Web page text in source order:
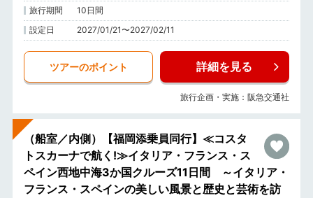
旅行期間
10日間
設定日
2027/01/21〜2027/02/11
ツアーのポイント 詳細を見る
旅行企画・実施：阪急交通社
（船室／内側）【福岡添乗員同行】≪コスタ
トスカーナで航く!≫イタリア・フランス・ス
ペイン西地中海3か国クルーズ11日間 ～イタリア・
フランス・スペインの美しい風景と歴史と芸術を訪